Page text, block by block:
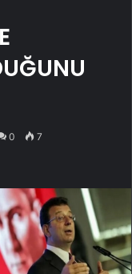
0 7